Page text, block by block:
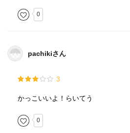
入籍の結婚・出産などなど、単な
るだけの人ではなかったことを思い
挿入されている周辺の人びとの証
デモをするなんてみっともないと
られる必要はないという平塚らい
それにしても、『元始、女性は太
0
pachikiさん
3
かっこいいよ！らいてう
0